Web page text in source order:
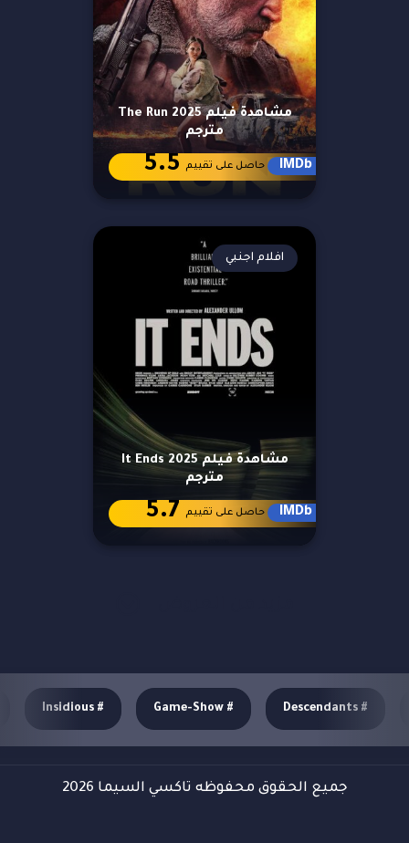
مشاهدة فيلم The Run 2025
مترجم
IMDb حاصل على تقييم 5.5
مشاهدة فيلم It Ends 2025
مترجم
افلام اجنبي
IMDb حاصل على تقييم 5.7
#
Descendants
#
Game-Show
#
Insidious
جميع الحقوق محفوظه تاكسي السيما 2026